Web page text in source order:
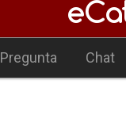
Pregunta Chat